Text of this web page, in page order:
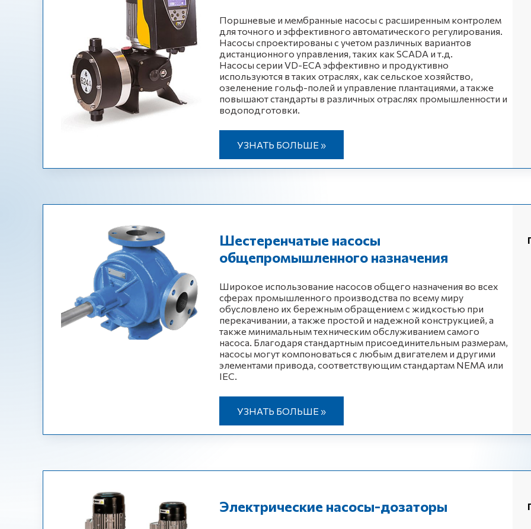
Поршневые и мембранные насосы с расширенным контролем
для точного и эффективного автоматического регулирования.
Насосы спроектированы с учетом различных вариантов
дистанционного управления, таких как SCADA и т.д.
Насосы серии VD-ECA эффективно и продуктивно
используются в таких отраслях, как сельское хозяйство,
озеленение гольф-полей и управление плантациями, а также
повышают стандарты в различных отраслях промышленности и
водоподготовки.
УЗНАТЬ БОЛЬШЕ »
Шестеренчатые насосы
общепромышленного назначения
Широкое использование насосов общего назначения во всех
сферах промышленного производства по всему миру
обусловлено их бережным обращением с жидкостью при
перекачивании, а также простой и надежной конструкцией, а
также минимальным техническим обслуживанием самого
насоса. Благодаря стандартным присоединительным размерам,
насосы могут компоноваться с любым двигателем и другими
элементами привода, соответствующим стандартам NEMA или
IEC.
УЗНАТЬ БОЛЬШЕ »
Электрические насосы-дозаторы